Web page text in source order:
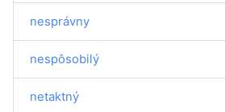
nesprávny
nespôsobilý
netaktný